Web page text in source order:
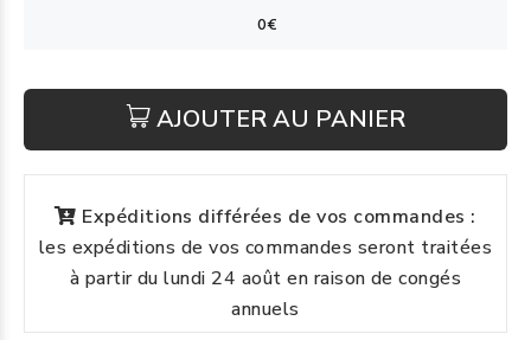
AJOUTER AU PANIER
Expéditions différées de vos commandes :
les expéditions de vos commandes seront traitées
à partir du lundi 24 août en raison de congés
annuels